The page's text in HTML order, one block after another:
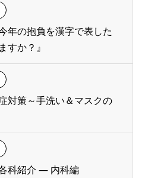
年の抱負を漢字で表した
すか？』
対策～手洗い＆マスクの
科紹介 ― 内科編